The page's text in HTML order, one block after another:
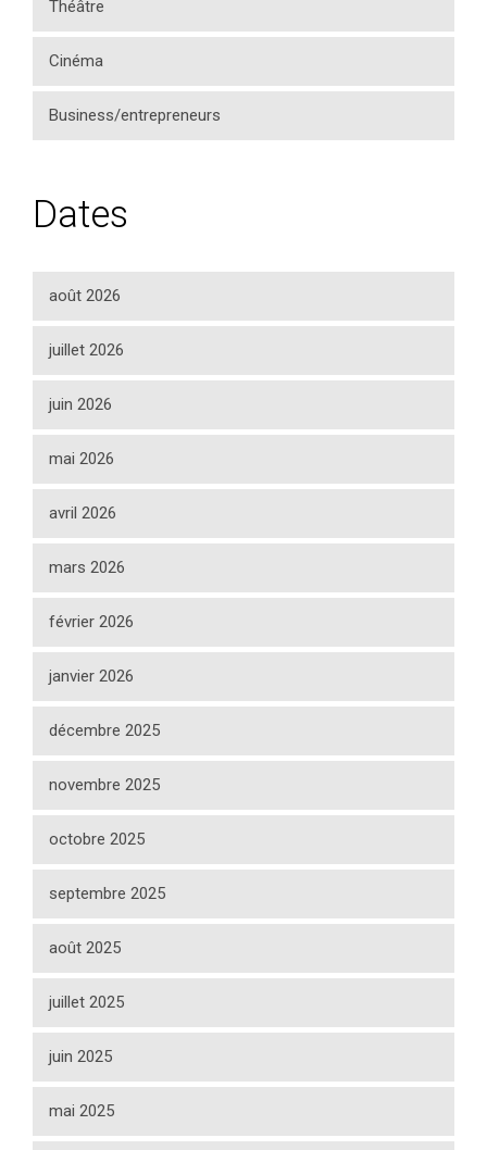
Théâtre
Cinéma
Business/entrepreneurs
Dates
août 2026
juillet 2026
juin 2026
mai 2026
avril 2026
mars 2026
février 2026
janvier 2026
décembre 2025
novembre 2025
octobre 2025
septembre 2025
août 2025
juillet 2025
juin 2025
mai 2025